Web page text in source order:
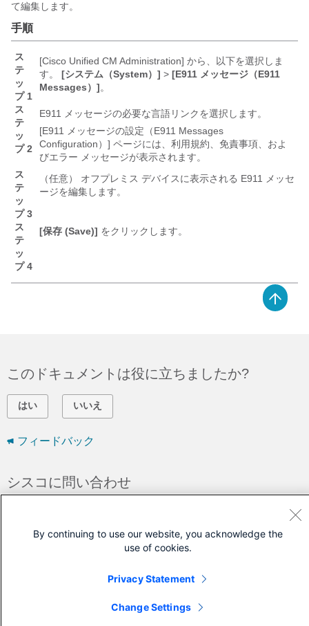
て編集します。
手順
ス
テ
ッ
プ 1
[Cisco Unified CM Administration] から、以下を選択しま
す。
[システム（System）] > [E911 メッセージ（E911
Messages）]。
ス
テ
ッ
プ 2
E911 メッセージの必要な言語リンクを選択します。
[E911 メッセージの設定（E911 Messages
Configuration）] ページには、利用規約、免責事項、およ
びエラー メッセージが表示されます。
ス
テ
ッ
プ 3
（任意） オフプレミス デバイスに表示される E911 メッセ
ージを編集します。
ス
テ
ッ
プ 4
[保存 (Save)] をクリックします。
このドキュメントは役に立ちましたか?
はい いいえ
フィードバック
シスコに問い合わせ
シスコ サービス契約が必要です。)
By continuing to use our website, you acknowledge the
use of cookies.
Privacy Statement
Change Settings